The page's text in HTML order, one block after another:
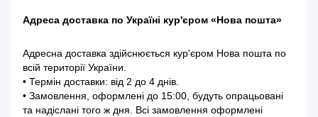
Адреса доставка по Україні кур'єром «Нова пошта»
Адресна доставка здійснюється кур'єром Нова пошта по
всій території України.
• Термін доставки: від 2 до 4 днів.
• Замовлення, оформлені до 15:00, будуть опрацьовані
та надіслані того ж дня. Всі замовлення оформлені